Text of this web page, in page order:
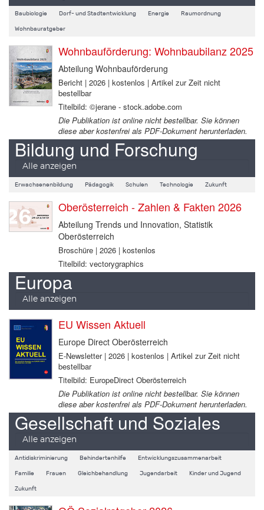
Baubiologie Dorf- und Stadtentwicklung Energie Raumordnung
Wohnbauratgeber
Wohnbauförderung: Wohnbaubilanz 2025
Abteilung Wohnbauförderung
Bericht | 2026 | kostenlos | Artikel zur Zeit nicht
bestellbar
Titelbild: ©jerane - stock.adobe.com
Die Publikation ist online nicht bestellbar. Sie können
diese aber kostenfrei als PDF-Dokument herunterladen.
Bildung und Forschung
Alle anzeigen
Erwachsenenbildung Pädagogik Schulen Technologie Zukunft
Oberösterreich - Zahlen & Fakten 2026
Abteilung Trends und Innovation, Statistik
Oberösterreich
Broschüre | 2026 | kostenlos
Titelbild: vectorygraphics
Europa
Alle anzeigen
EU Wissen Aktuell
Europe Direct Oberösterreich
E-Newsletter | 2026 | kostenlos | Artikel zur Zeit nicht
bestellbar
Titelbild: EuropeDirect Oberösterreich
Die Publikation ist online nicht bestellbar. Sie können
diese aber kostenfrei als PDF-Dokument herunterladen.
Gesellschaft und Soziales
Alle anzeigen
Antidiskriminierung Behindertenhilfe Entwicklungszusammenarbeit
Familie Frauen Gleichbehandlung Jugendarbeit Kinder und Jugend
Zukunft